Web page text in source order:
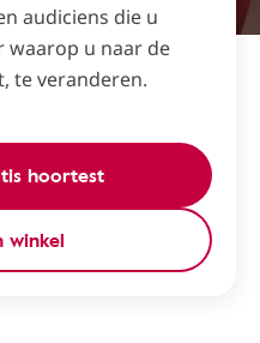
audiciens die u
waarop u naar de
te veranderen.
hoortest
winkel